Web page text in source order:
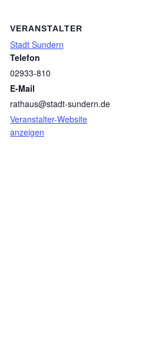
VERANSTALTER
Stadt Sundern
Telefon
02933-810
E-Mail
rathaus@stadt-sundern.de
Veranstalter-Website
anzeigen